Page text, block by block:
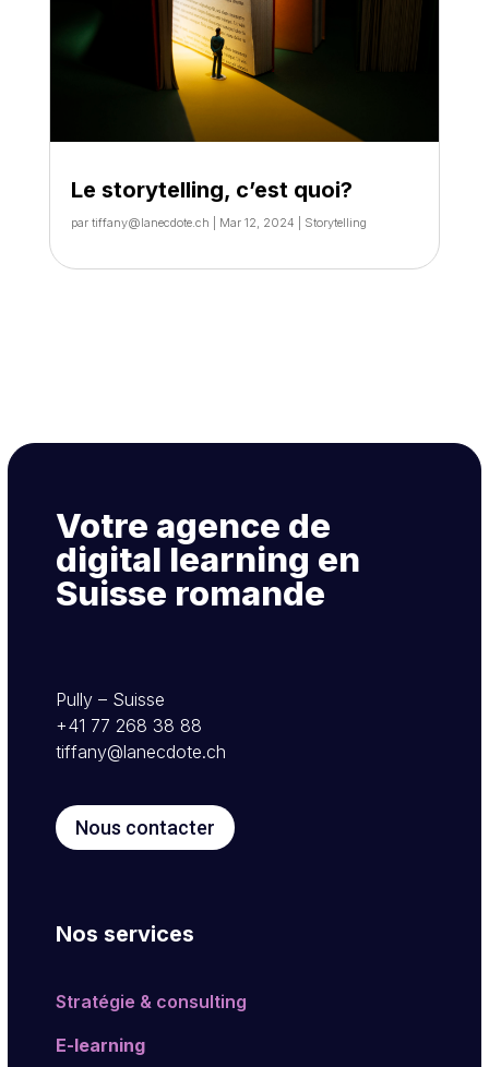
Le storytelling, c’est quoi?
par tiffany@lanecdote.ch Mar 12, 2024 Storytelling
Votre agence de
digital learning en
Suisse romande
Pully – Suisse
+41 77 268 38 88
tiffany@lanecdote.ch
Nous contacter
Nos services
Stratégie & consulting
E-learning